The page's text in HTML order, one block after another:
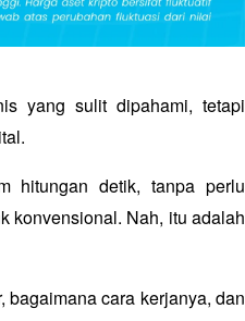
yang sulit dipahami, tetapi
hitungan detik, tanpa perlu
konvensional. Nah, itu adalah
bagaimana cara kerjanya, dan